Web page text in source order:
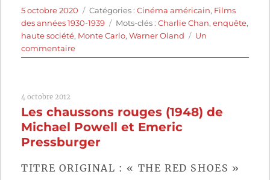
Publié
le
5 octobre 2020 Catégories
Catégories :Cinéma américain, Films
des années 1930-1939
Étiquettes
Mots-clés :Charlie Chan,enquête,
haute société, Monte Carlo,Warner Oland
Un
commentairesur
Charlie
Carlo
(1937)
Eugene
4 octobre 2012
Les chaussons rouges (1948) de
Michael Powell et Emeric
Pressburger
TITRE ORIGINAL : « THE RED SHOES »